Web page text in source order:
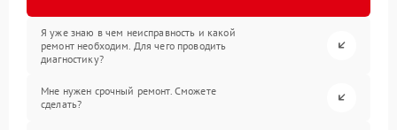
Я уже знаю в чем неисправность и какой
ремонт необходим. Для чего проводить
диагностику?
Мне нужен срочный ремонт. Сможете
сделать?